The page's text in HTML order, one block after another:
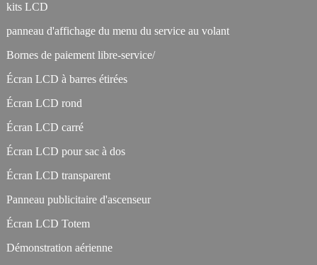
kits LCD
panneau d'affichage du menu du service au volant
Bornes de paiement libre-service/
Écran LCD à barres étirées
Écran LCD rond
Écran LCD carré
Écran LCD pour sac à dos
Écran LCD transparent
Panneau publicitaire d'ascenseur
Écran LCD Totem
Démonstration aérienne